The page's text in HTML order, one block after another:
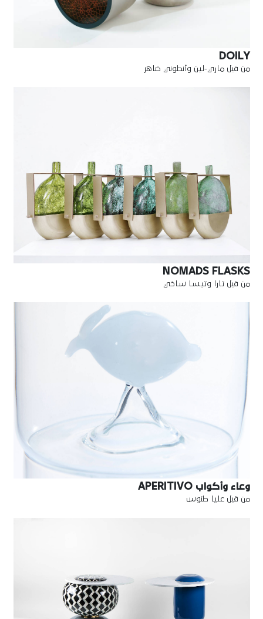
DOILY
من قبل ماري-لين وأنطوني ضاهر
NOMADS FLASKS
من قبل تارا وتيسا ساخي
وعاء وأكواب APERITIVO
من قبل عليا طنوس